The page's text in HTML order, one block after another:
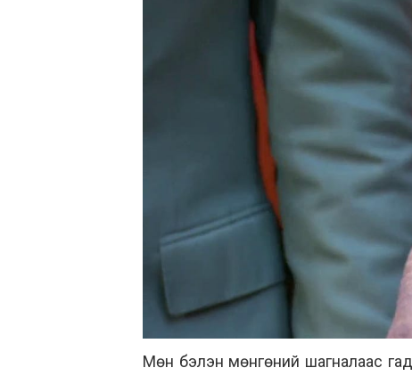
Мөн бэлэн мөнгөний шагналаас